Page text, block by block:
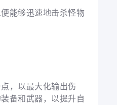
能够迅速地击杀怪物
，以最大化输出伤
备和武器，以提升自